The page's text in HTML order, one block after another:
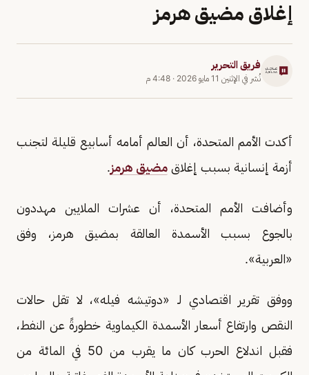
إغلاق مضيق هرمز
فريق التحرير
نُشر في الإثنين 11 مايو 2026 · 4:48 م
أكدت الأمم المتحدة، أن العالم أمامه أسابيع قليلة لتجنب
أزمة إنسانية بسبب إغلاق مضيق هرمز.
وأضافت الأمم المتحدة، أن عشرات الملايين مهددون
بالجوع بسبب الأسمدة العالقة بمضيق هرمز، وفق
«العربية».
ووفق تقرير اقتصادي لـ «دوتيشه فيله»، لا تقل حالات
النقص وارتفاع أسعار الأسمدة الكيماوية خطورةً عن النفط،
فقبل اندلاع الحرب كان ما يقرب من 50 في المائة من